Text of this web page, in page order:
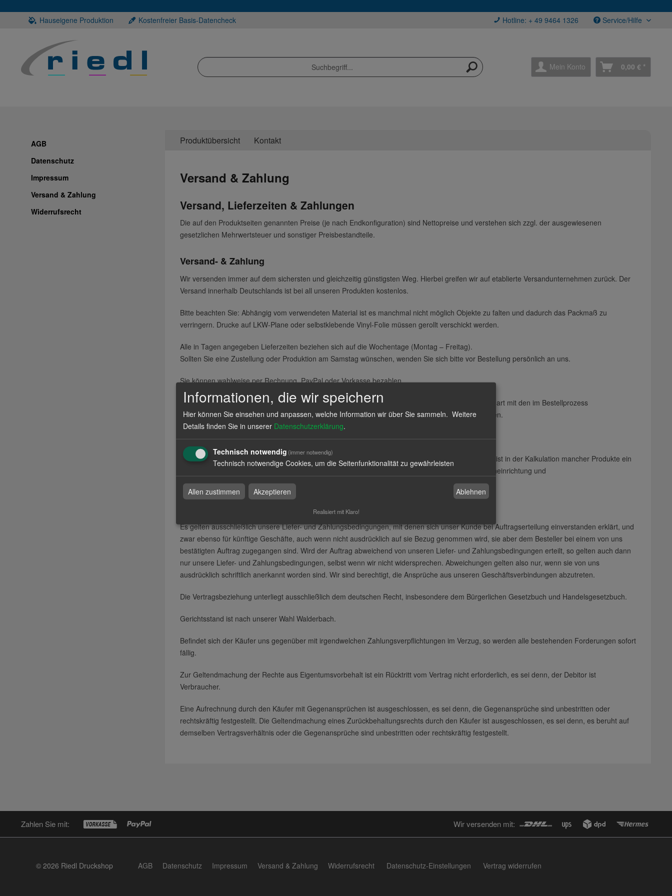
Hauseigene Produktion Kostenfreier Basis-Datencheck Hotline: + 49 9464 1326 Service/Hilfe
Mein Konto 0,00 € *
AGB
Datenschutz
Impressum
Versand & Zahlung
Widerrufsrecht
Produktübersicht Kontakt
Versand & Zahlung
Versand, Lieferzeiten & Zahlungen
Die auf den Produktseiten genannten Preise (je nach Endkonfiguration) sind Nettopreise und verstehen sich zzgl. der ausgewiesenen
gesetzlichen Mehrwertsteuer und sonstiger Preisbestandteile.
Versand- & Zahlung
Wir versenden immer auf dem sichersten und gleichzeitig günstigsten Weg. Hierbei greifen wir auf etablierte Versandunternehmen zurück. Der
Versand innerhalb Deutschlands ist bei all unseren Produkten kostenlos.
Bitte beachten Sie: Abhängig vom verwendeten Material ist es manchmal nicht möglich Objekte zu falten und dadurch das Packmaß zu
verringern. Drucke auf LKW-Plane oder selbstklebende Vinyl-Folie müssen gerollt verschickt werden.
Alle in Tagen angegeben Lieferzeiten beziehen sich auf die Wochentage (Montag – Freitag).
Sollten Sie eine Zustellung oder Produktion am Samstag wünschen, wenden Sie sich bitte vor Bestellung persönlich an uns.
Sie können wahlweise per Rechnung, PayPal oder Vorkasse bezahlen.
Lieferungen sind nur an Lieferadressen in Deutschland möglich. Die Lieferung erfolgt je nach Warenart mit den im Bestellprozess
ausgewiesenen Versand Dienstleistern. Dabei kann jedoch keine Lieferung an Packstationen erfolgen.
Da jedes Produkt ein Minimum an Aufwand erfordert, unabhängig von dessen Auflage oder Anzahl, ist in der Kalkulation mancher Produkte ein
entsprechender Mindestbestellwert enthalten (Aufwand für die Erstellung der Druckdatei, Maschineneinrichtung und
Mindermengenberücksichtigung).
Es gelten ausschließlich unsere Liefer- und Zahlungsbedingungen, mit denen sich unser Kunde bei Auftragserteilung einverstanden erklärt, und
zwar ebenso für künftige Geschäfte, auch wenn nicht ausdrücklich auf sie Bezug genommen wird, sie aber dem Besteller bei einem von uns
bestätigten Auftrag zugegangen sind. Wird der Auftrag abweichend von unseren Liefer- und Zahlungsbedingungen erteilt, so gelten auch dann
nur unsere Liefer- und Zahlungsbedingungen, selbst wenn wir nicht widersprechen. Abweichungen gelten also nur, wenn sie von uns
ausdrücklich schriftlich anerkannt worden sind. Wir sind berechtigt, die Ansprüche aus unseren Geschäftsverbindungen abzutreten.
Die Vertragsbeziehung unterliegt ausschließlich dem deutschen Recht, insbesondere dem Bürgerlichen Gesetzbuch und Handelsgesetzbuch.
Gerichtsstand ist nach unserer Wahl Walderbach.
Befindet sich der Käufer uns gegenüber mit irgendwelchen Zahlungsverpflichtungen im Verzug, so werden alle bestehenden Forderungen sofort
fällig.
Zur Geltendmachung der Rechte aus Eigentumsvorbehalt ist ein Rücktritt vom Vertrag nicht erforderlich, es sei denn, der Debitor ist
Verbraucher.
Eine Aufrechnung durch den Käufer mit Gegenansprüchen ist ausgeschlossen, es sei denn, die Gegenansprüche sind unbestritten oder
rechtskräftig festgestellt. Die Geltendmachung eines Zurückbehaltungsrechts durch den Käufer ist ausgeschlossen, es sei denn, es beruht auf
demselben Vertragsverhältnis oder die Gegenansprüche sind unbestritten oder rechtskräftig festgestellt.
Zahlen Sie mit: Wir versenden mit:
© 2026 Riedl Druckshop AGB Datenschutz Impressum Versand & Zahlung Widerrufsrecht Datenschutz-Einstellungen Vertrag widerrufen
Informationen, die wir speichern
Hier können Sie einsehen und anpassen, welche Information wir über Sie sammeln. Weitere
Details finden Sie in unserer Datenschutzerklärung.
Technisch notwendig (immer notwendig)
Technisch notwendige Cookies, um die Seitenfunktionalität zu gewährleisten
Allen zustimmen Akzeptieren Ablehnen
Realisiert mit Klaro!